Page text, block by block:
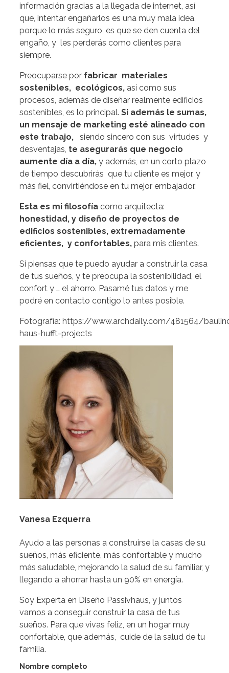
información gracias a la llegada de internet, así
que, intentar engañarlos es una muy mala idea,
porque lo más seguro, es que se den cuenta del
engaño, y les perderás como clientes para
siempre.
Preocuparse por fabricar materiales
sostenibles, ecológicos, así como sus
procesos, además de diseñar realmente edificios
sostenibles, es lo principal. Si además le sumas,
un mensaje de marketing esté alineado con
este trabajo, siendo sincero con sus virtudes y
desventajas, te asegurarás que negocio
aumente día a día, y además, en un corto plazo
de tiempo descubrirás que tu cliente es mejor, y
más fiel, convirtiéndose en tu mejor embajador.
Esta es mi filosofía como arquitecta:
honestidad, y diseño de proyectos de
edificios sostenibles, extremadamente
eficientes, y confortables, para mis clientes.
Si piensas que te puedo ayudar a construir la casa
de tus sueños, y te preocupa la sostenibilidad, el
confort y … el ahorro. Pasamé tus datos y me
podré en contacto contigo lo antes posible.
Fotografía: https://www.archdaily.com/481564/
haus-hufft-projects
Vanesa Ezquerra
Ayudo a las personas a construirse la casas de su
sueños, más eficiente, más confortable y mucho
más saludable, mejorando la salud de su familiar, y
llegando a ahorrar hasta un 90% en energía.
Soy Experta en Diseño Passivhaus, y juntos
vamos a conseguir construir la casa de tus
sueños. Para que vivas feliz, en un hogar muy
confortable, que además, cuide de la salud de tu
familia.
Nombre completo